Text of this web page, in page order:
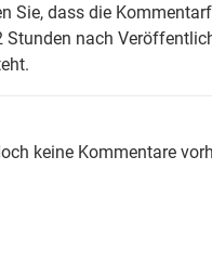
Sie, dass die
Stunden nach
keine Kommentare